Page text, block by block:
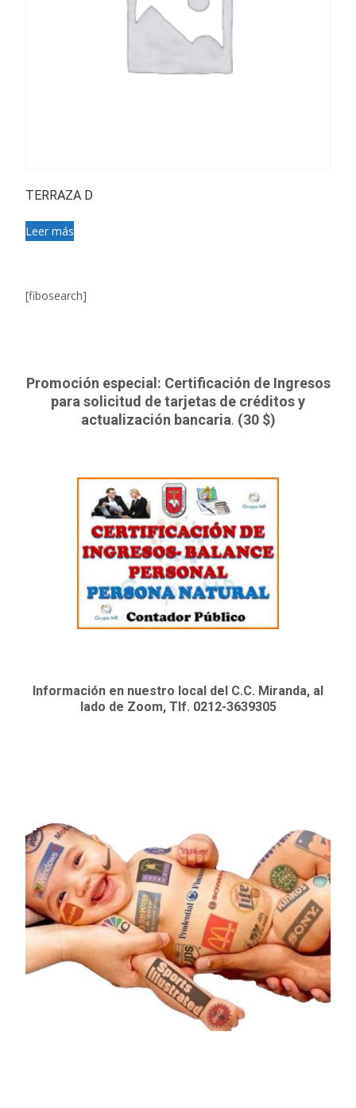
TERRAZA D
Leer más
[fibosearch]
Promoción especial: Certificación de Ingresos
para solicitud de tarjetas de créditos y
actualización bancaria. (30 $)
Información en nuestro local del C.C. Miranda, al
lado de Zoom, Tlf. 0212-3639305